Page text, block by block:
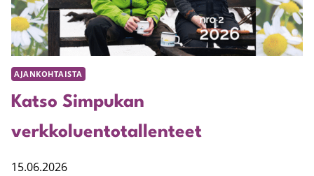
AJANKOHTAISTA
Katso Simpukan
verkkoluentotallenteet
15.06.2026